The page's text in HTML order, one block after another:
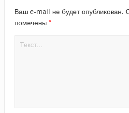
Ваш e-mail не будет опубликован.
помечены *